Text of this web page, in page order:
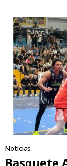
Notícias
Basquete